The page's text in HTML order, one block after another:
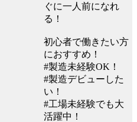
ぐに一人前になれ
る！
初心者で働きたい方
におすすめ！
#製造未経験OK！
#製造デビューした
い！
#工場未経験でも大
活躍中！